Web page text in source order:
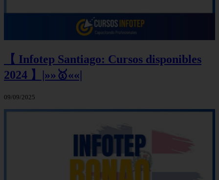
【 Infotep Santiago: Cursos disponibles
2024 】|»»🥇««|
09/09/2025